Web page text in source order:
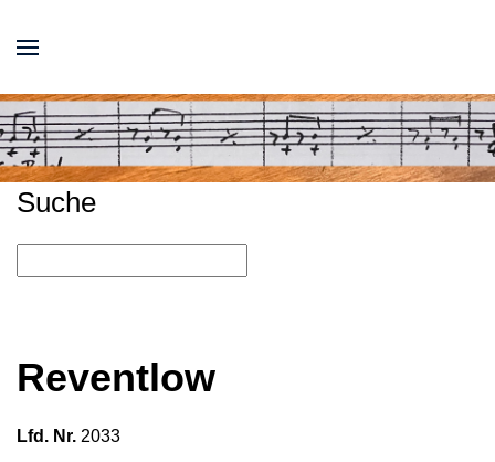
Suche
Reventlow
Lfd. Nr. 2033